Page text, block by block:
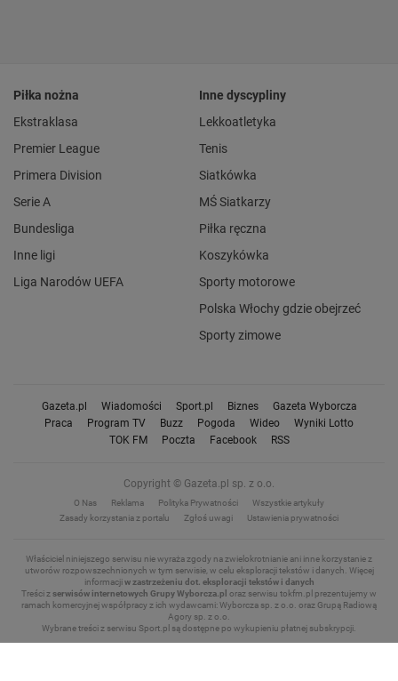
Piłka nożna
Ekstraklasa
Premier League
Primera Division
Serie A
Bundesliga
Inne ligi
Liga Narodów UEFA
Inne dyscypliny
Lekkoatletyka
Tenis
Siatkówka
MŚ Siatkarzy
Piłka ręczna
Koszykówka
Sporty motorowe
Polska Włochy gdzie obejrzeć
Sporty zimowe
Gazeta.pl Wiadomości Sport.pl Biznes
Gazeta Wyborcza
Praca
Program TV Buzz Pogoda Wideo
Wyniki Lotto
TOK FM
Poczta Facebook RSS
Copyright © Gazeta.pl sp. z o.o.
O Nas Reklama Polityka Prywatności
Wszystkie artykuły
Zasady korzystania z portalu
Zgłoś uwagi Ustawienia prywatności
Właściciel niniejszego serwisu nie wyraża zgody na zwielokrotnianie ani inne korzystanie z
utworów rozpowszechnionych w tym serwisie, w celu eksploracji tekstów i danych. Więcej
informacjiw zastrzeżeniu dot. eksploracji tekstów i danych
Treści zserwisów internetowych Grupy Wyborcza.pl oraz serwisu tokfm.pl prezentujemy w
ramach komercyjnej współpracy z ich wydawcami: Wyborcza sp. z o.o. oraz Grupą Radiową
Agory sp. z o.o.
Wybrane treści z serwisu Sport.pl są dostępne po wykupieniu płatnej subskrypcji.